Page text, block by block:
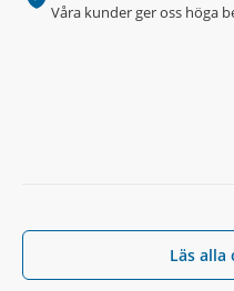
Våra kunder ger oss höga
Läs